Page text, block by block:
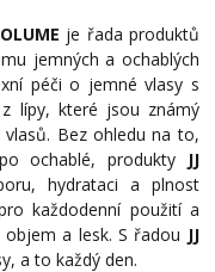
je řada produktů
jemných a ochablých
péči o jemné vlasy s
lípy, které jsou známý
Bez ohledu na to,
ochablé, produkty
JJ
hydrataci a plnost
každodenní použití a
a lesk. S řadou JJ
a to každý den.